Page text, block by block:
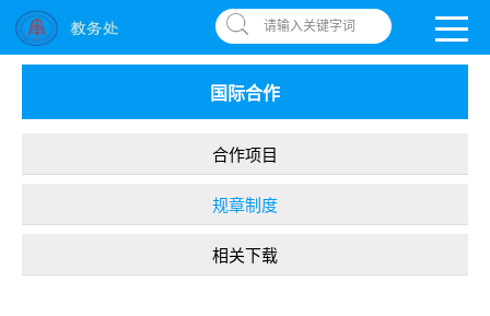
南昌应用技术师范学院，助你圆梦! OA系统| 书记信箱 违反师德举报信箱
请输入关键字词
国际合作
合作项目
规章制度
相关下载